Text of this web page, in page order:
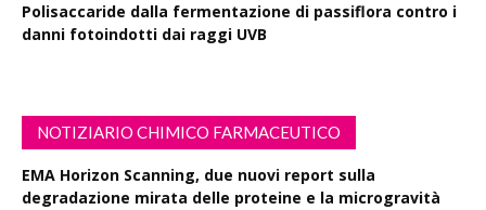
Polisaccaride dalla fermentazione di passiflora contro i
danni fotoindotti dai raggi UVB
NOTIZIARIO CHIMICO FARMACEUTICO
EMA Horizon Scanning, due nuovi report sulla
degradazione mirata delle proteine e la microgravità